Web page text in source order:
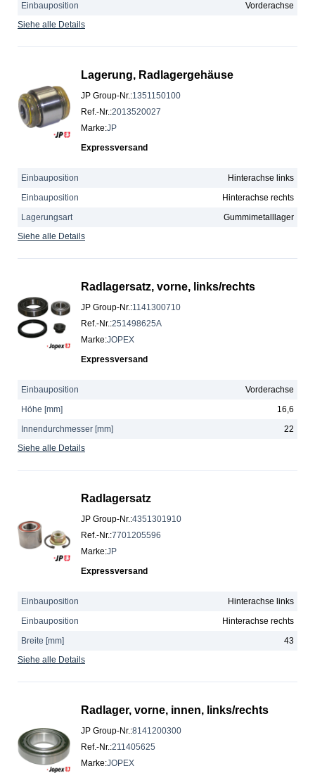
Einbauposition
Vorderachse
Siehe alle Details
Lagerung, Radlagergehäuse
JP Group-Nr.:1351150100
Ref.-Nr.:2013520027
Marke:JP
Expressversand
Einbauposition
Hinterachse links
Einbauposition
Hinterachse rechts
Lagerungsart
Gummimetalllager
Siehe alle Details
Radlagersatz, vorne, links/rechts
JP Group-Nr.:1141300710
Ref.-Nr.:251498625A
Marke:JOPEX
Expressversand
Einbauposition
Vorderachse
Höhe [mm]
16,6
Innendurchmesser [mm]
22
Siehe alle Details
Radlagersatz
JP Group-Nr.:4351301910
Ref.-Nr.:7701205596
Marke:JP
Expressversand
Einbauposition
Hinterachse links
Einbauposition
Hinterachse rechts
Breite [mm]
43
Siehe alle Details
Radlager, vorne, innen, links/rechts
JP Group-Nr.:8141200300
Ref.-Nr.:211405625
Marke:JOPEX